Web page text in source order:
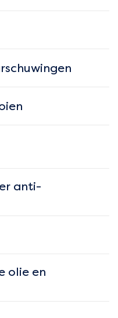
anti-
olie en